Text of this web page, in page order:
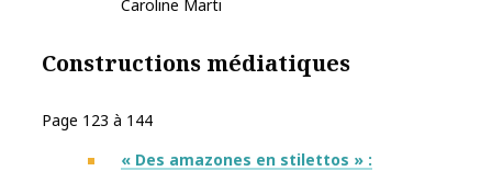
Caroline Marti
Constructions médiatiques
Page 123 à 144
« Des amazones en stilettos » :